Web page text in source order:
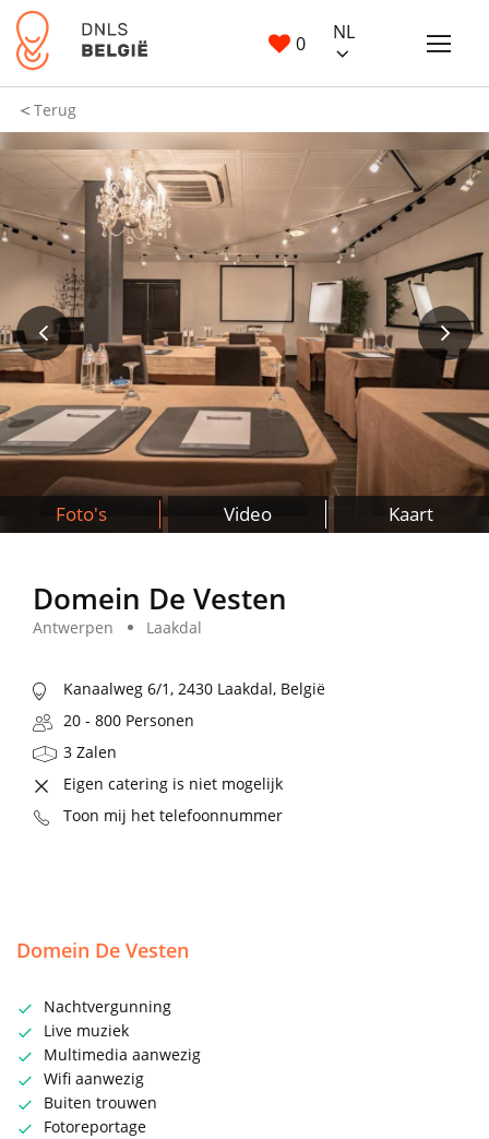
0 NL
Terug
Foto's Video Kaart
Domein De Vesten
Antwerpen Laakdal
Kanaalweg 6/1, 2430 Laakdal, België
20 - 800 Personen
3 Zalen
Eigen catering is niet mogelijk
Toon mij het telefoonnummer
Domein De Vesten
Nachtvergunning
Live muziek
Multimedia aanwezig
Wifi aanwezig
Buiten trouwen
Fotoreportage